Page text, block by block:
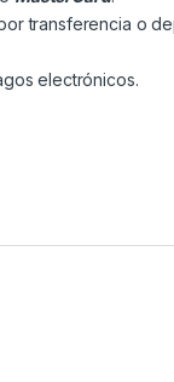
transferencia o
electrónicos.